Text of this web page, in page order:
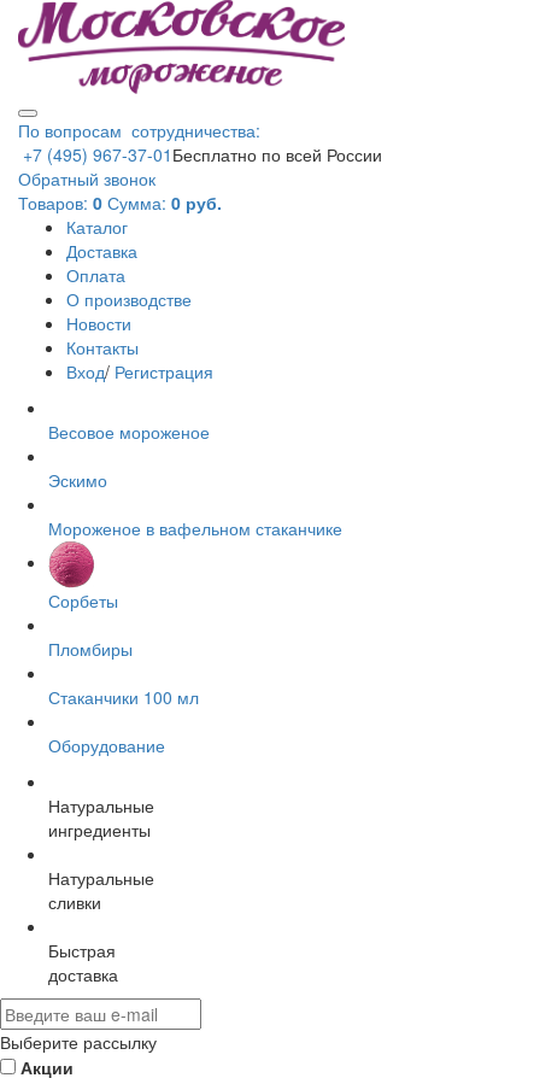
По вопросам сотрудничества:
+7 (495) 967-37-01 Бесплатно по всей России
Обратный звонок
Товаров: 0 Сумма: 0 руб.
Каталог
Доставка
Оплата
О производстве
Новости
Контакты
Вход/ Регистрация
Весовое мороженое
Эскимо
Мороженое в вафельном стаканчике
Сорбеты
Пломбиры
Стаканчики 100 мл
Оборудование
Натуральные
ингредиенты
Натуральные
сливки
Быстрая
доставка
Выберите рассылку
Акции